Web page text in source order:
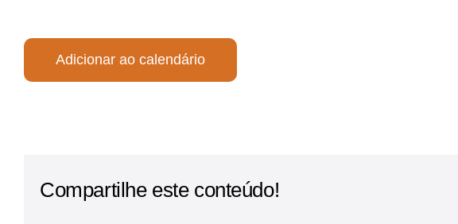
Para os negócios voltados aos serviços do setor de
Adicionar ao calendário
Compartilhe este conteúdo!